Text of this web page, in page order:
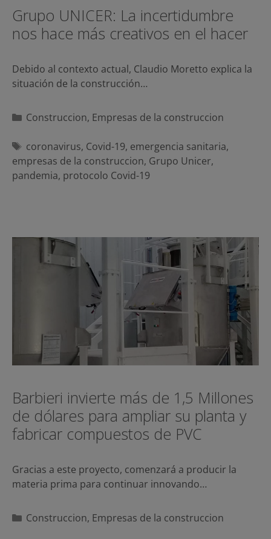
Grupo UNICER: La incertidumbre
nos hace más creativos en el hacer
Debido al contexto actual, Claudio Moretto explica la
situación de la construcción…
Categorías
Construccion, Empresas de la construccion
Etiquetas
coronavirus, Covid-19, emergencia sanitaria,
empresas de la construccion, Grupo Unicer,
pandemia, protocolo Covid-19
Barbieri invierte más de 1,5 Millones
de dólares para ampliar su planta y
fabricar compuestos de PVC
Gracias a este proyecto, comenzará a producir la
materia prima para continuar innovando…
Categorías
Construccion, Empresas de la construccion